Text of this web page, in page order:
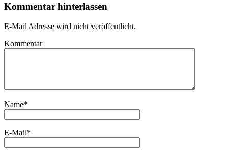
Kommentar hinterlassen
E-Mail Adresse wird nicht veröffentlicht.
Kommentar
Name*
E-Mail*